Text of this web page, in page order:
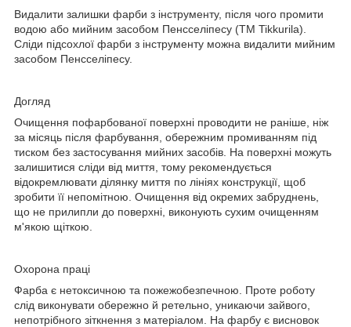
Видалити залишки фарби з інструменту, після чого промити
водою або мийним засобом Пенсселіпесу (ТМ Tikkurila).
Сліди підсохлої фарби з інструменту можна видалити мийним
засобом Пенсселіпесу.
Догляд
Очищення пофарбованої поверхні проводити не раніше, ніж
за місяць після фарбування, обережним промиванням під
тиском без застосування мийних засобів. На поверхні можуть
залишитися сліди від миття, тому рекомендується
відокремлювати ділянку миття по лініях конструкції, щоб
зробити її непомітною. Очищення від окремих забруднень,
що не прилипли до поверхні, виконують сухим очищенням
м'якою щіткою.
Охорона праці
Фарба є нетоксичною та пожежобезпечною. Проте роботу
слід виконувати обережно й ретельно, уникаючи зайвого,
непотрібного зіткнення з матеріалом. На фарбу є висновок